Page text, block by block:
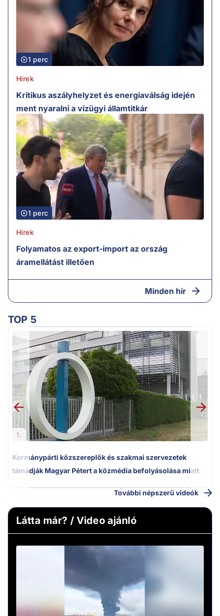
1 perc
Hírek
Kritikus aszályhelyzet és energiaválság idején
ment nyaralni a vízügyi államtitkár
1 perc
Hírek
Folyamatos az export-import az ország
áramellátást illetően
Minden hír
TOP 5
1.
Kormánypárti közszereplők és szakmai szervezetek
támadják Magyar Pétert a közmédia befolyásolása miatt
További népszerű videók
Látta már? / Video ajánló